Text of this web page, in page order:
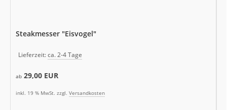
Steakmesser "Eisvogel"
Lieferzeit:ca. 2-4 Tage
ab 29,00 EUR
inkl. 19 % MwSt. zzgl. Versandkosten